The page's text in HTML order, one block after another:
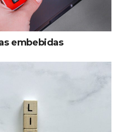
embebidas